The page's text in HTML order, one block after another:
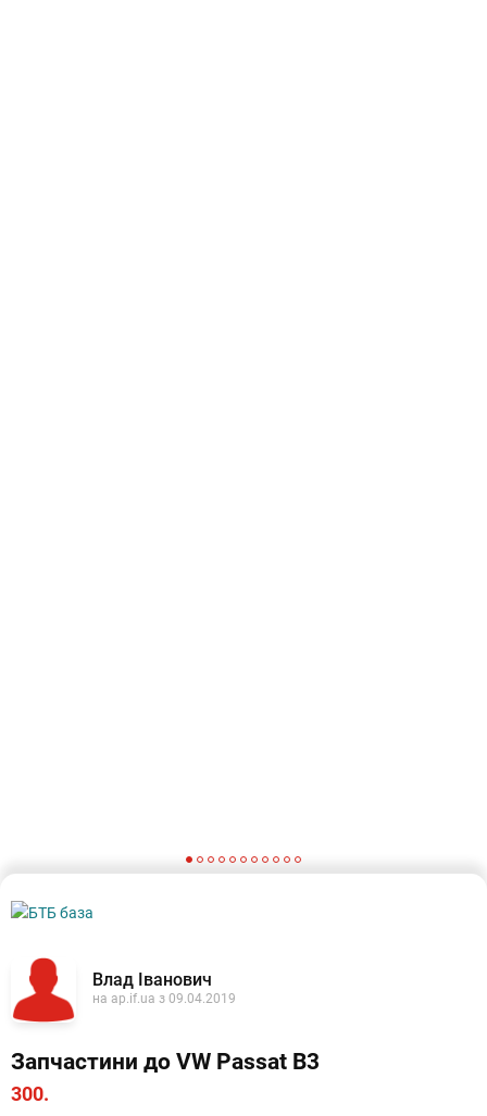
Влад Іванович
на ap.if.ua з 09.04.2019
Запчастини до VW Passat B3
300.